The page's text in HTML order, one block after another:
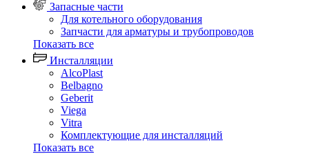
Запасные части
Для котельного оборудования
Запчасти для арматуры и трубопроводов
Показать все
Инсталляции
AlcoPlast
Belbagno
Geberit
Viega
Vitra
Комплектующие для инсталляций
Показать все